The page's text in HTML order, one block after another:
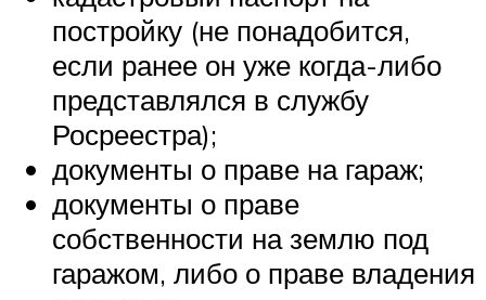
постройку (не понадобится,
если ранее он уже когда-либо
представлялся в службу
Росреестра);
документы о праве на гараж;
документы о праве
собственности на землю под
гаражом, либо о праве владения